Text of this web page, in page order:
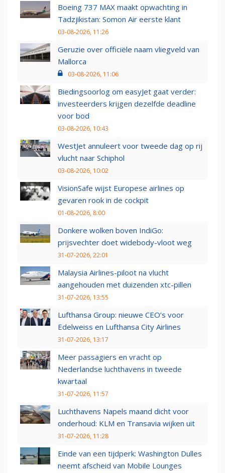
Boeing 737 MAX maakt opwachting in
Tadzjikistan: Somon Air eerste klant
03-08-2026, 11:26
Geruzie over officiële naam vliegveld van
Mallorca
03-08-2026, 11:06
Biedingsoorlog om easyJet gaat verder:
investeerders krijgen dezelfde deadline
voor bod
03-08-2026, 10:43
WestJet annuleert voor tweede dag op rij
vlucht naar Schiphol
03-08-2026, 10:02
VisionSafe wijst Europese airlines op
gevaren rook in de cockpit
01-08-2026, 8:00
Donkere wolken boven IndiGo:
prijsvechter doet widebody-vloot weg
31-07-2026, 22:01
Malaysia Airlines-piloot na vlucht
aangehouden met duizenden xtc-pillen
31-07-2026, 13:55
Lufthansa Group: nieuwe CEO’s voor
Edelweiss en Lufthansa City Airlines
31-07-2026, 13:17
Meer passagiers en vracht op
Nederlandse luchthavens in tweede
kwartaal
31-07-2026, 11:57
Luchthavens Napels maand dicht voor
onderhoud: KLM en Transavia wijken uit
31-07-2026, 11:28
Einde van een tijdperk: Washington Dulles
neemt afscheid van Mobile Lounges